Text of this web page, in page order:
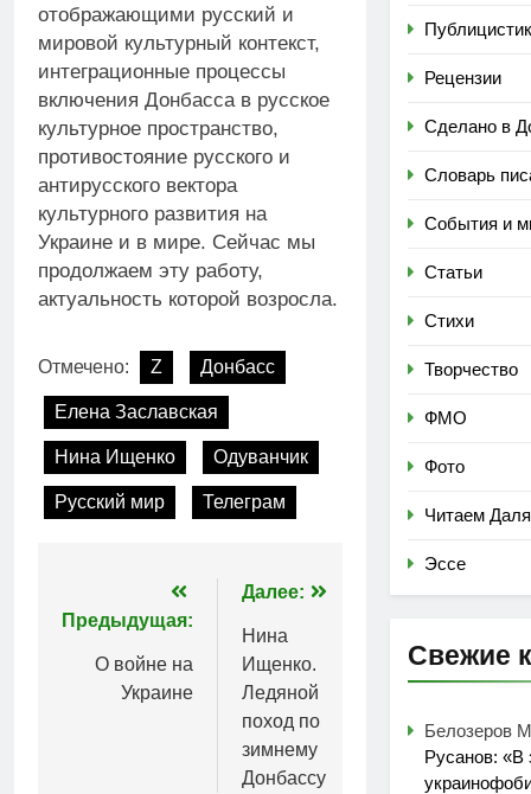
отображающими русский и
мировой культурный контекст,
интеграционные процессы
включения Донбасса в русское
культурное пространство,
противостояние русского и
антирусского вектора
культурного развития на
Украине и в мире. Сейчас мы
продолжаем эту работу,
актуальность которой возросла.
Отмечено: Z Донбасс
Елена Заславская
Нина Ищенко Одуванчик
Русский мир Телеграм
Навигация
по
записям
Предыдущая:
О войне на
Украине
Далее:
Нина
Ищенко.
Ледяной
поход по
зимнему
Донбассу
Рецензии
Сделано в
Словарь
События и
Статьи
Стихи
Творчество
ФМО
Фото
Читаем Даля
Эссе
Свежие
Белозеров
Русанов: «В